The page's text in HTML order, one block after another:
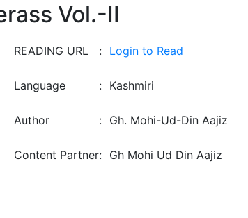
Vol.-II
READING URL : Login to Read
Language : Kashmiri
Author : Gh. Mohi-Ud-Din Aajiz
Content Partner: Gh Mohi Ud Din Aajiz